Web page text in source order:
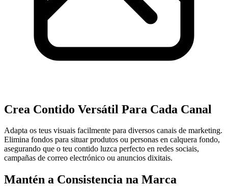
Crea Contido Versátil Para Cada Canal
Adapta os teus visuais facilmente para diversos canais de marketing.
Elimina fondos para situar produtos ou personas en calquera fondo,
asegurando que o teu contido luzca perfecto en redes sociais,
campañas de correo electrónico ou anuncios dixitais.
Mantén a Consistencia na Marca